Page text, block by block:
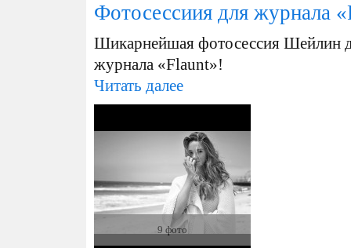
Фотосессиия для журнала
Шикарнейшая фотосессия Шейлин
журнала «Flaunt»!
Читать далее
9 фото